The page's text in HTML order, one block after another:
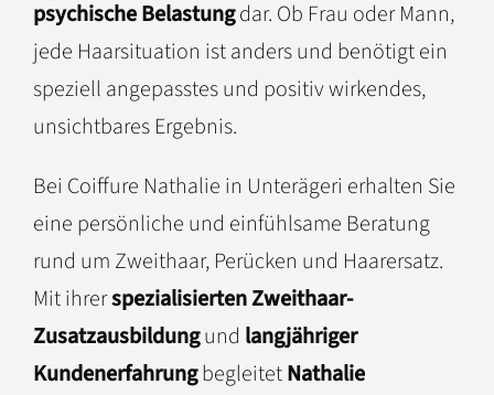
psychische Belastungdar. Ob Frau oder Mann,
jede Haarsituation ist anders und benötigt ein
speziell angepasstes und positiv wirkendes,
unsichtbares Ergebnis.
Bei Coiffure Nathalie in Unterägeri erhalten Sie
eine persönliche und einfühlsame Beratung
rund um Zweithaar, Perücken und Haarersatz.
Mit ihrerspezialisierten Zweithaar-
Zusatzausbildungund langjähriger
KundenerfahrungbegleitetNathalie